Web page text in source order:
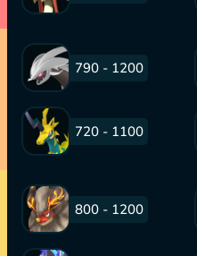
790 - 1200
720 - 1100
800 - 1200